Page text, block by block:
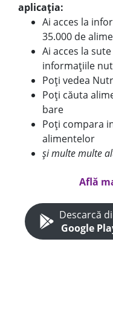
aplicația:
Ai acces la
35.000 de
Ai acces la
informațiile
Poți vedea
Poți căuta
bare
Poți compara
alimentelor
și multe multe
Află
Descarcă
Google